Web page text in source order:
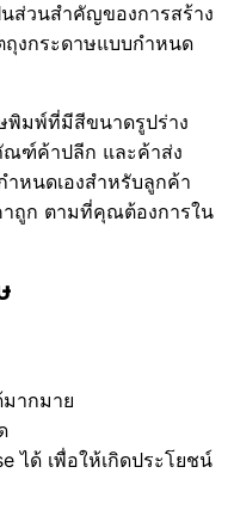
ส่วนสำคัญของการสร้าง
ถุงกระดาษแบบกำหนด
พิมพ์ที่มีสีขนาดรูปร่าง
ณฑ์ค้าปลีก และค้าส่ง
หนดเองสำหรับลูกค้า
าถูก ตามที่คุณต้องการใน
ากมาย
ได้ เพื่อให้เกิดประโยชน์